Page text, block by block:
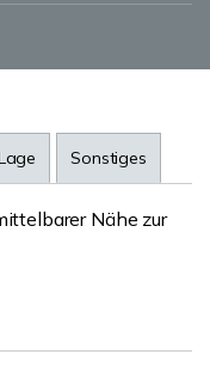
Sonstiges
Nähe zur